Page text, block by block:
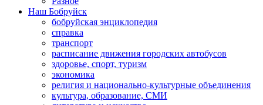
Наш Бобруйск
бобруйская энциклопедия
справка
транспорт
расписание движения городских автобусов
здоровье, спорт, туризм
экономика
религия и национально-культурные объединения
культура, образование, СМИ